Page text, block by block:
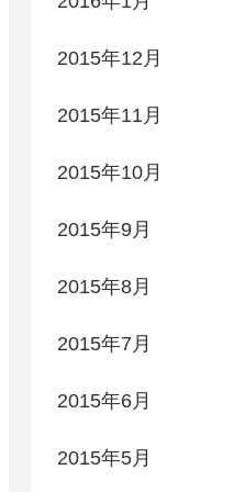
2015年12月
2015年11月
2015年10月
2015年9月
2015年8月
2015年7月
2015年6月
2015年5月